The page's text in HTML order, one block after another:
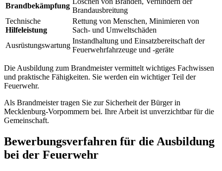
Brandbekämpfung
Brandausbreitung
Technische
Hilfeleistung
Rettung von Menschen, Minimieren von
Sach- und Umweltschäden
Ausrüstungswartung
Instandhaltung und Einsatzbereitschaft der
Feuerwehrfahrzeuge und -geräte
Die Ausbildung zum Brandmeister vermittelt wichtiges Fachwissen
und praktische Fähigkeiten. Sie werden ein wichtiger Teil der
Feuerwehr.
Als Brandmeister tragen Sie zur Sicherheit der Bürger in
Mecklenburg-Vorpommern bei. Ihre Arbeit ist unverzichtbar für die
Gemeinschaft.
Bewerbungsverfahren für die Ausbildung
bei der Feuerwehr